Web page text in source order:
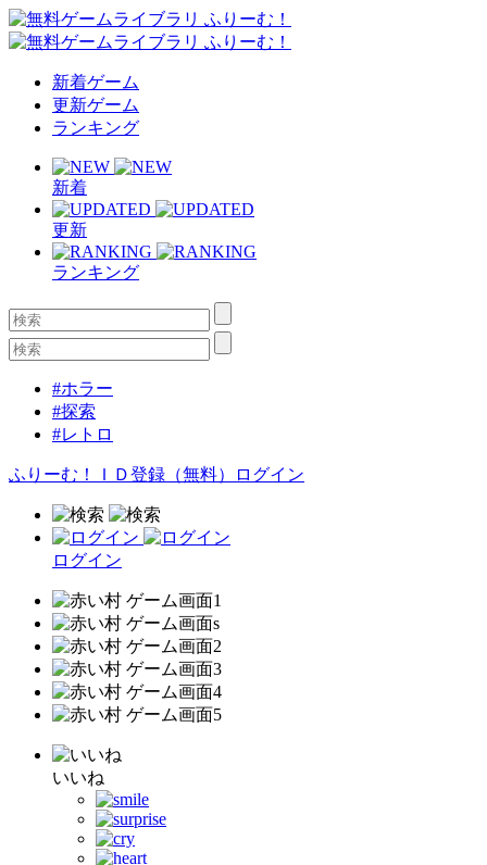
新着ゲーム
更新ゲーム
ランキング
新着
更新
ランキング
#ホラー
#探索
#レトロ
ふりーむ！ＩＤ登録（無料） ログイン
ログイン
いいね